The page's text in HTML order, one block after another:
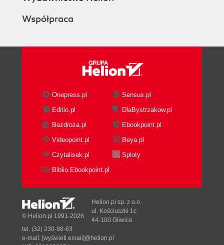
Współpraca
Onepress.pl
Sensus.pl
Editio.pl
DlaBystrzakow.pl
Bezdroza.pl
Ebookpoint.pl
Videopoint.pl
Beya.pl
Czytalisek.pl
Sploty
Biblio.Ebookpoint.pl
© Helion.pl 1991-2026
Helion.pl sp. z o.o.
ul. Kościuszki 1c
44-100 Gliwice
tel. (32) 230-98-63
e-mail: [wyświetl email]@helion.pl